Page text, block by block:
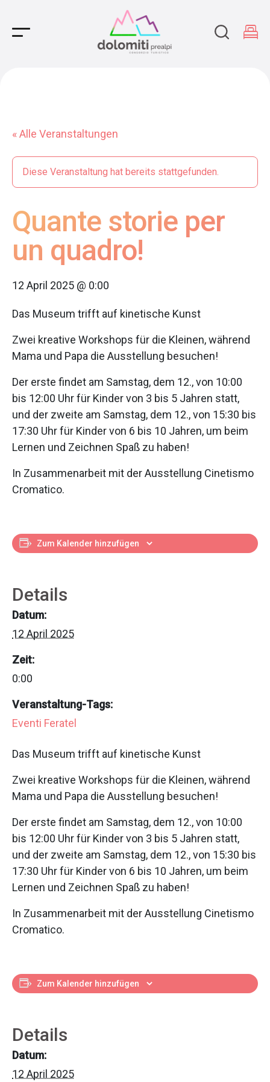
Main Navigation
« Alle Veranstaltungen
Diese Veranstaltung hat bereits stattgefunden.
Quante storie per
un quadro!
12 April 2025 @ 0:00
Das Museum trifft auf kinetische Kunst
Zwei kreative Workshops für die Kleinen, während
Mama und Papa die Ausstellung besuchen!
Der erste findet am Samstag, dem 12., von 10:00
bis 12:00 Uhr für Kinder von 3 bis 5 Jahren statt,
und der zweite am Samstag, dem 12., von 15:30 bis
17:30 Uhr für Kinder von 6 bis 10 Jahren, um beim
Lernen und Zeichnen Spaß zu haben!
In Zusammenarbeit mit der Ausstellung Cinetismo
Cromatico.
Zum Kalender hinzufügen
Details
Datum:
12 April 2025
Zeit:
0:00
Veranstaltung-Tags:
Eventi Feratel
Das Museum trifft auf kinetische Kunst
Zwei kreative Workshops für die Kleinen, während
Mama und Papa die Ausstellung besuchen!
Der erste findet am Samstag, dem 12., von 10:00
bis 12:00 Uhr für Kinder von 3 bis 5 Jahren statt,
und der zweite am Samstag, dem 12., von 15:30 bis
17:30 Uhr für Kinder von 6 bis 10 Jahren, um beim
Lernen und Zeichnen Spaß zu haben!
In Zusammenarbeit mit der Ausstellung Cinetismo
Cromatico.
Zum Kalender hinzufügen
Details
Datum:
12 April 2025